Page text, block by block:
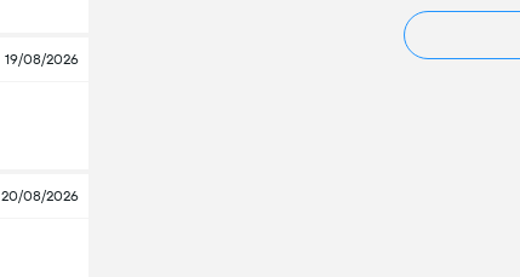
19/08/2026
20/08/2026